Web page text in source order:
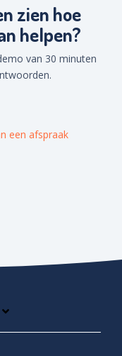
zien hoe
helpen?
van 30 minuten
een afspraak